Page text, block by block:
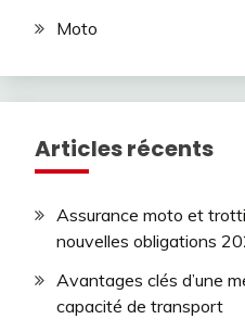
Moto
Articles récents
Assurance moto et
nouvelles obligations
Avantages clés d’une
capacité de transport